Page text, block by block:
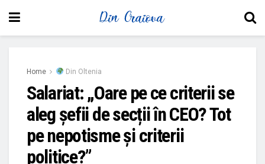
Home Din Oltenia
Salariat: „Oare pe ce criterii se
aleg șefii de secții în CEO? Tot
pe nepotisme și criterii
politice?”